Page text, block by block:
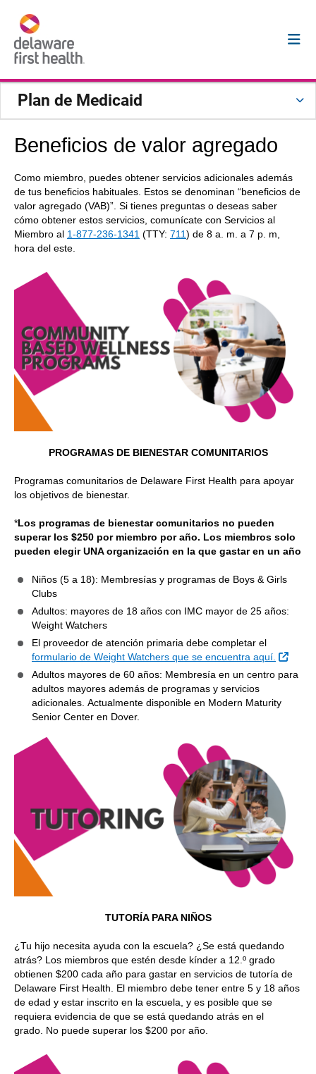
Plan de Medicaid
Beneficios de valor agregado
Como miembro, puedes obtener servicios adicionales además
de tus beneficios habituales. Estos se denominan “beneficios de
valor agregado (VAB)”. Si tienes preguntas o deseas saber
cómo obtener estos servicios, comunícate con Servicios al
Miembro al 1-877-236-1341 (TTY: 711) de 8 a. m. a 7 p. m,
hora del este.
PROGRAMAS DE BIENESTAR COMUNITARIOS
Programas comunitarios de Delaware First Health para apoyar
los objetivos de bienestar.
*Los programas de bienestar comunitarios no pueden
superar los $250 por miembro por año. Los miembros solo
pueden elegir UNA organización en la que gastar en un año
Niños (5 a 18): Membresías y programas de Boys & Girls
Clubs
Adultos: mayores de 18 años con IMC mayor de 25 años:
Weight Watchers
El proveedor de atención primaria debe completar el
formulario de Weight Watchers que se encuentra aquí.
Sitio
Adultos mayores de 60 años: Membresía en un centro para
adultos mayores además de programas y servicios
adicionales. Actualmente disponible en Modern Maturity
Senior Center en Dover.
TUTORÍA PARA NIÑOS
¿Tu hijo necesita ayuda con la escuela? ¿Se está quedando
atrás? Los miembros que estén desde kínder a 12.º grado
obtienen $200 cada año para gastar en servicios de tutoría de
Delaware First Health. El miembro debe tener entre 5 y 18 años
de edad y estar inscrito en la escuela, y es posible que se
requiera evidencia de que se está quedando atrás en el
grado. No puede superar los $200 por año.